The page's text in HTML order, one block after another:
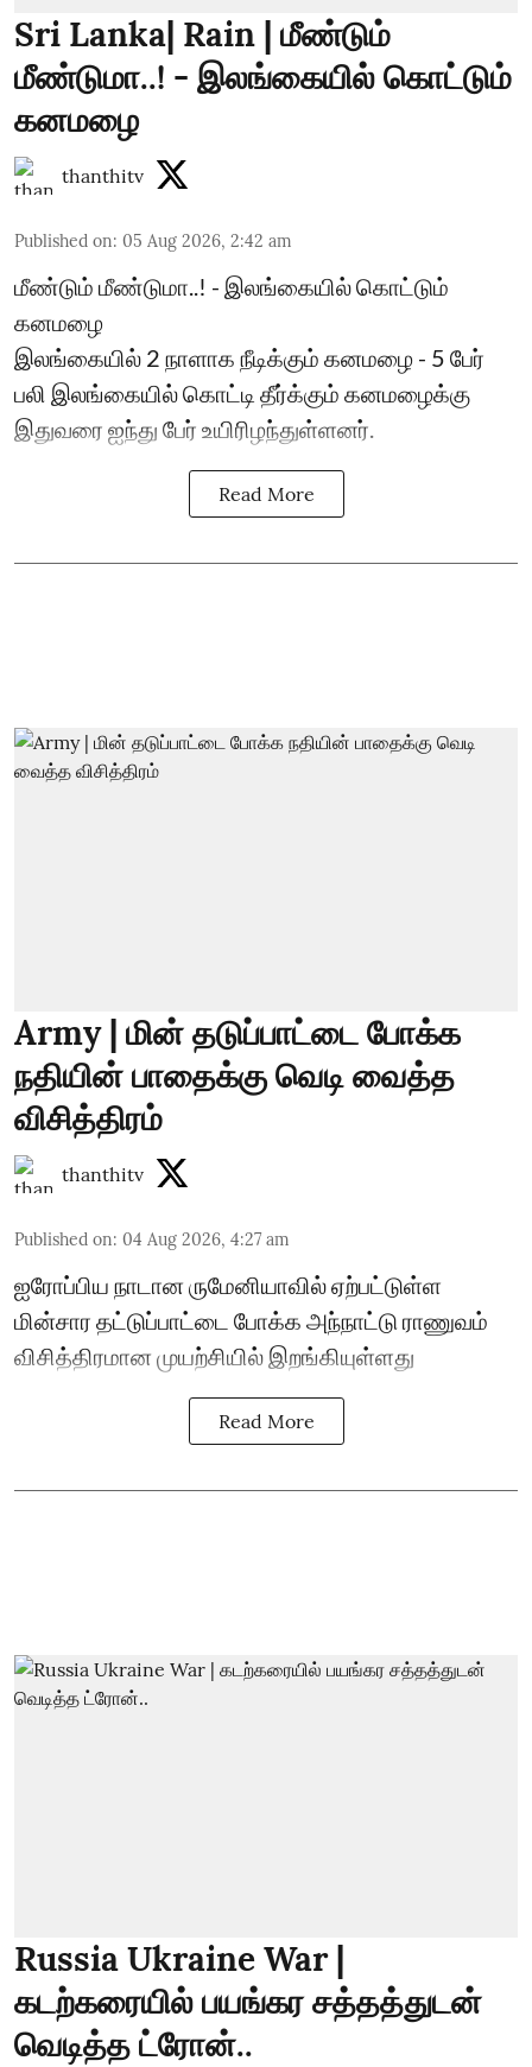
Sri Lanka| Rain | மீண்டும்
மீண்டுமா..! - இலங்கையில் கொட்டும்
கனமழை
thanthitv
Published on: 05 Aug 2026, 2:42 am
மீண்டும் மீண்டுமா..! - இலங்கையில் கொட்டும்
கனமழை
இலங்கையில் 2 நாளாக நீடிக்கும் கனமழை - 5 பேர்
பலி ​இலங்கையில் கொட்டி தீர்க்கும் கனமழைக்கு
இதுவரை ஐந்து பேர் உயிரிழந்துள்ளனர்.
Read More
Army | மின் தடுப்பாட்டை போக்க
நதியின் பாதைக்கு வெடி வைத்த
விசித்திரம்
thanthitv
Published on: 04 Aug 2026, 4:27 am
ஐரோப்பிய நாடான ருமேனியாவில் ஏற்பட்டுள்ள
மின்சார தட்டுப்பாட்டை போக்க அந்நாட்டு ராணுவம்
விசித்திரமான முயற்சியில் இறங்கியுள்ளது
Read More
Russia Ukraine War |
கடற்கரையில் பயங்கர சத்தத்துடன்
வெடித்த ட்ரோன்..